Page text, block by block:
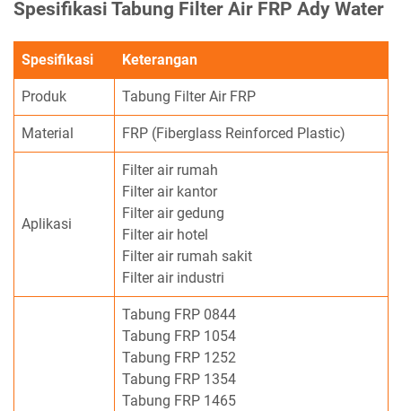
Spesifikasi Tabung Filter Air FRP Ady Water
Spesifikasi Keterangan
Produk Tabung Filter Air FRP
Material FRP (Fiberglass Reinforced Plastic)
Aplikasi
Filter air rumah
Filter air kantor
Filter air gedung
Filter air hotel
Filter air rumah sakit
Filter air industri
Tabung FRP 0844
Tabung FRP 1054
Tabung FRP 1252
Tabung FRP 1354
Tabung FRP 1465